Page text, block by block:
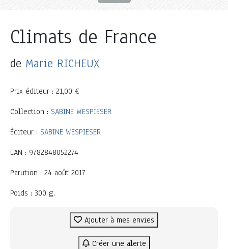
Climats de France
de Marie RICHEUX
Prix éditeur : 21,00 €
Collection : SABINE WESPIESER
Éditeur : SABINE WESPIESER
EAN : 9782848052274
Parution : 24 août 2017
Poids : 300 g.
Ajouter à mes envies
Créer une alerte